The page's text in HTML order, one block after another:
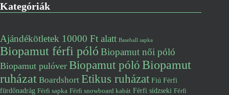
Kategóriák
Ajándékötletek 10000 Ft alatt Baseball sapka
Biopamut férfi póló Biopamut női póló
Biopamut pulóver Biopamut pólóBiopamut
ruházat Boardshort Etikus ruházat Fiú Férfi
fürdőnadrág Férfi sapka Férfi snowboard kabát Férfi sídzseki Férfi